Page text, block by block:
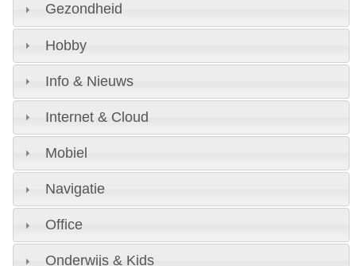
Gezondheid
Hobby
Info & Nieuws
Internet & Cloud
Mobiel
Navigatie
Office
Onderwijs & Kids